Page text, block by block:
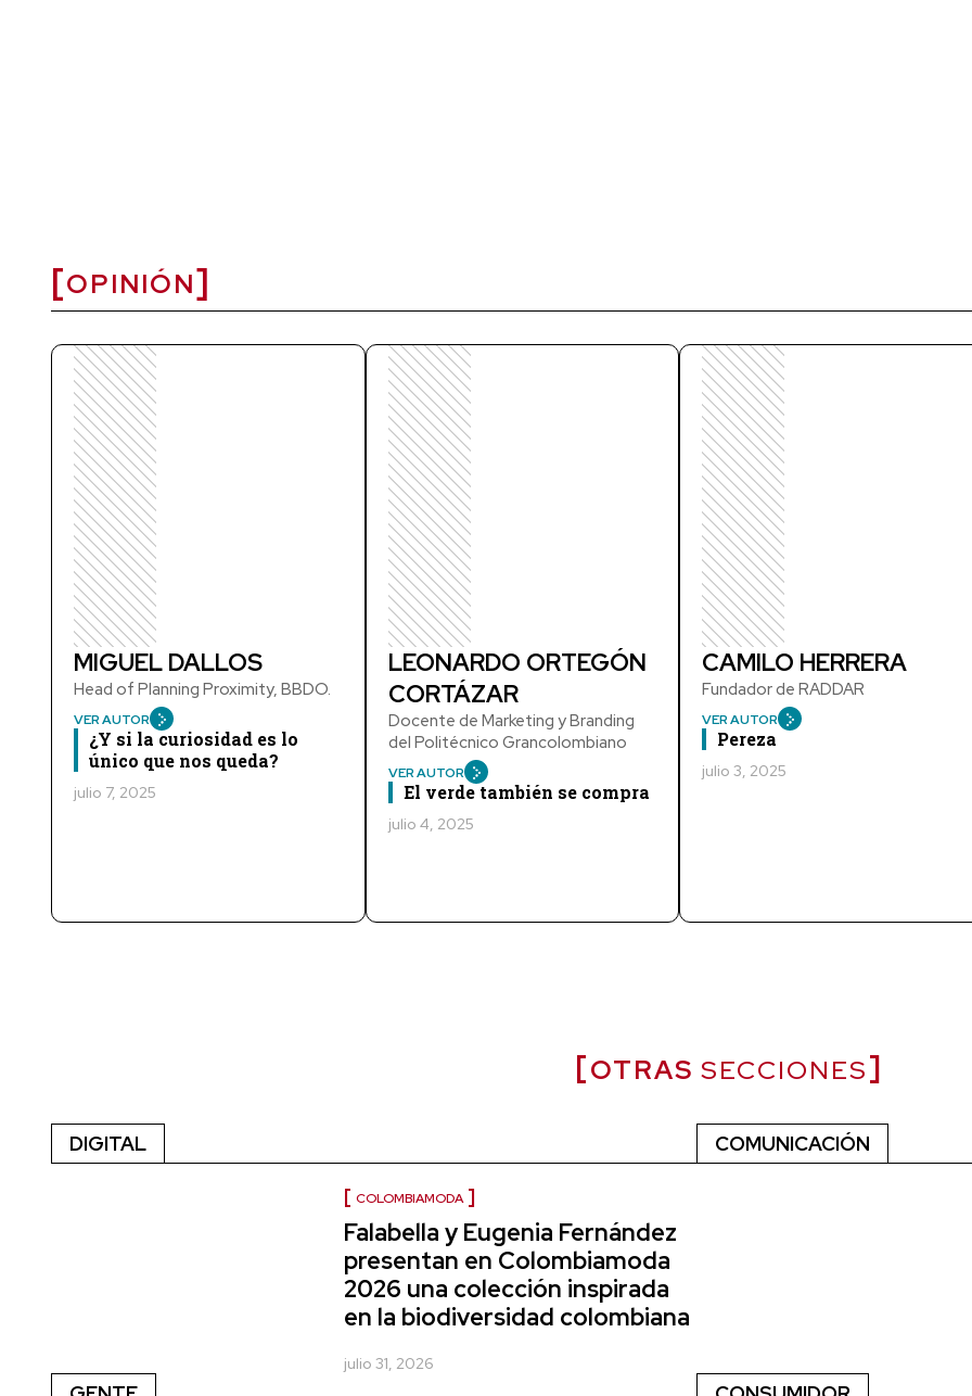
OPINIÓN
MIGUEL DALLOS
Head of Planning Proximity, BBDO.
VER AUTOR
¿Y si la curiosidad es lo
único que nos queda?
julio 7, 2025
LEONARDO ORTEGÓN
CORTÁZAR
Docente de Marketing y Branding
del Politécnico Grancolombiano
VER AUTOR
El verde también se compra
julio 4, 2025
CAMILO HERRERA
Fundador de RADDAR
VER AUTOR
Pereza
julio 3, 2025
OTRAS SECCIONES
DIGITAL
COLOMBIAMODA
Falabella y Eugenia Fernández
presentan en Colombiamoda
2026 una colección inspirada
en la biodiversidad colombiana
julio 31, 2026
COMUNICACIÓN